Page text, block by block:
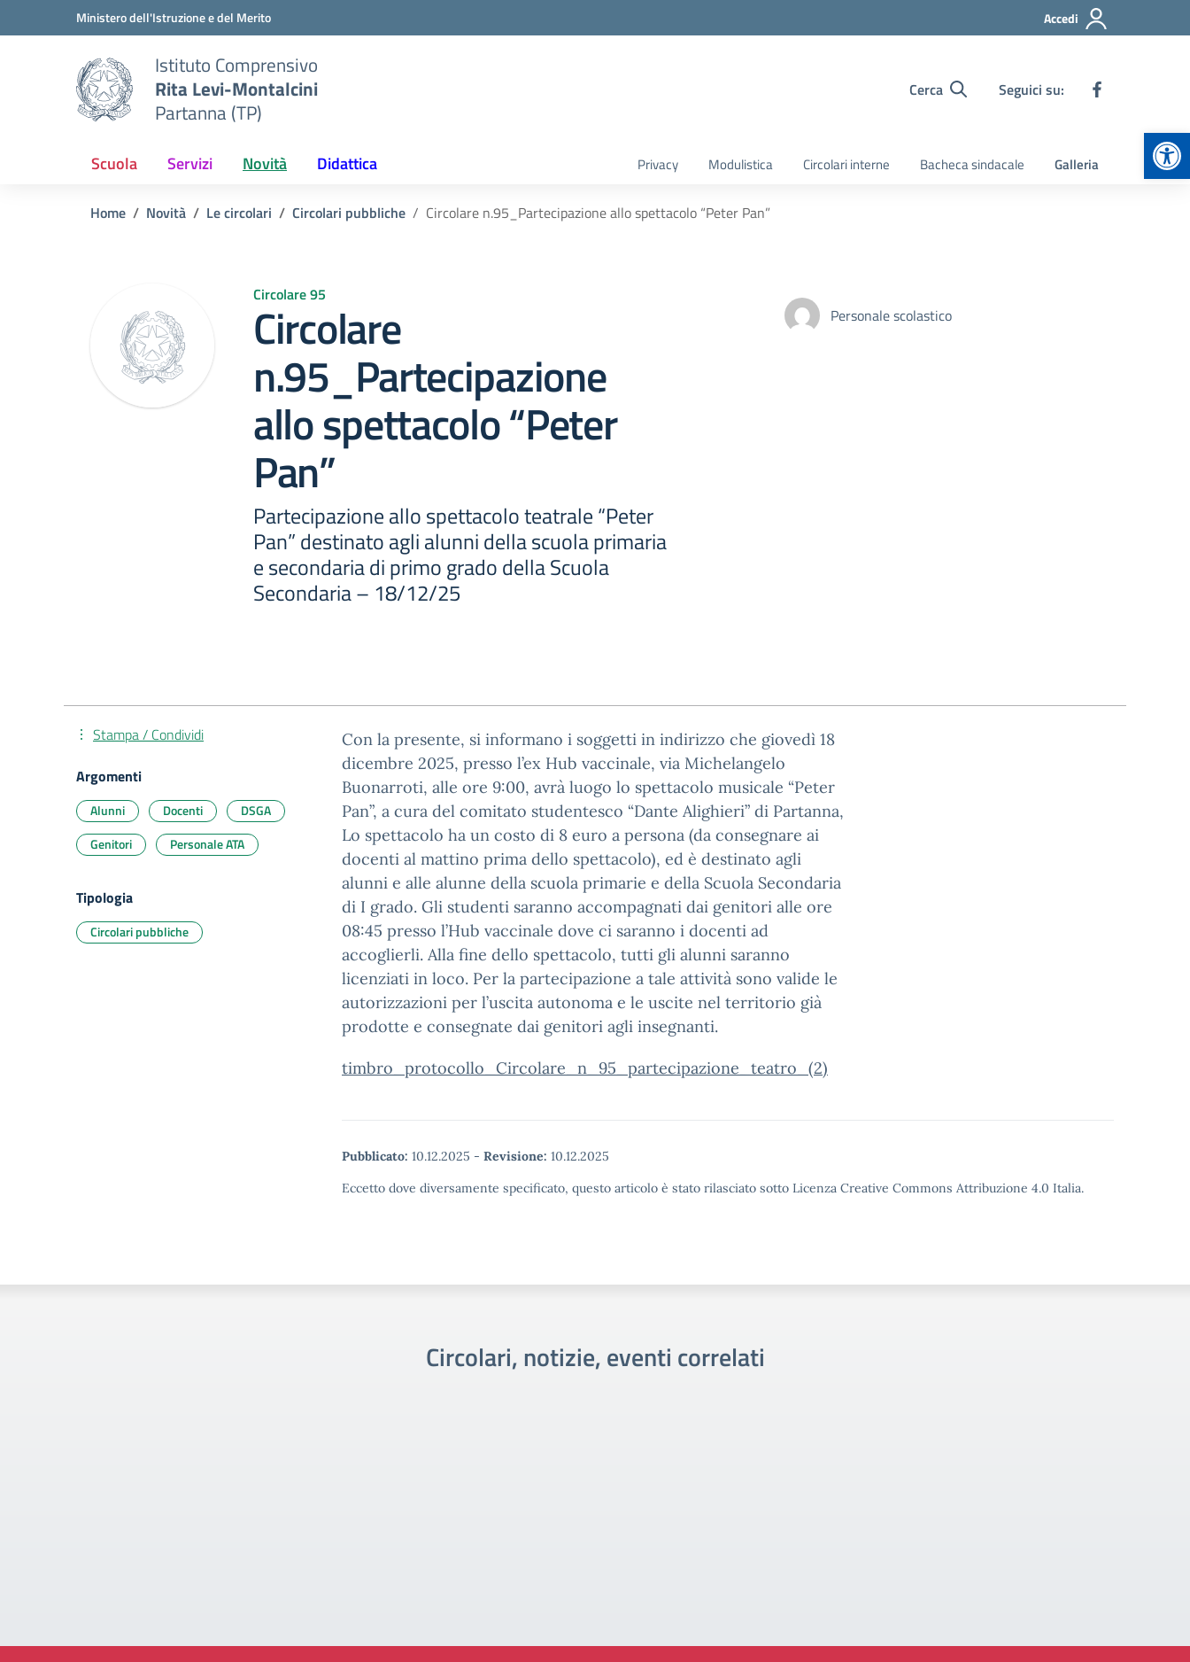
Vai ai contenuti
Vai al menu di navigazioneMinistero dell'Istruzione e del Merito Accedi
Istituto Comprensivo
Rita Levi-Montalcini
Partanna (TP)
Cerca Seguici su:
Scuola Servizi Novità Didattica Privacy Modulistica Circolari interne Bacheca sindacale Galleria
Home Novità Le circolari Circolari pubbliche Circolare n.95_Partecipazione allo spettacolo “Peter Pan”
Circolare 95
Circolare
n.95_Partecipazione
allo spettacolo “Peter
Pan”
Partecipazione allo spettacolo teatrale “Peter
Pan” destinato agli alunni della scuola primaria
e secondaria di primo grado della Scuola
Secondaria – 18/12/25
Personale scolastico
Con la presente, si informano i soggetti in indirizzo che giovedì 18
dicembre 2025, presso l’ex Hub vaccinale, via Michelangelo
Buonarroti, alle ore 9:00, avrà luogo lo spettacolo musicale “Peter
Pan”, a cura del comitato studentesco “Dante Alighieri” di Partanna,
Lo spettacolo ha un costo di 8 euro a persona (da consegnare ai
docenti al mattino prima dello spettacolo), ed è destinato agli
alunni e alle alunne della scuola primarie e della Scuola Secondaria
di I grado. Gli studenti saranno accompagnati dai genitori alle ore
08:45 presso l’Hub vaccinale dove ci saranno i docenti ad
accoglierli. Alla fine dello spettacolo, tutti gli alunni saranno
licenziati in loco. Per la partecipazione a tale attività sono valide le
autorizzazioni per l’uscita autonoma e le uscite nel territorio già
prodotte e consegnate dai genitori agli insegnanti.
timbro_protocollo_Circolare_n_95_partecipazione_teatro_(2)
Pubblicato: 10.12.2025 - Revisione: 10.12.2025
Eccetto dove diversamente specificato, questo articolo è stato rilasciato sotto Licenza Creative Commons Attribuzione 4.0 Italia.
Stampa / Condividi
Argomenti
Alunni Docenti
DSGA
Genitori
Personale ATA
Tipologia
Circolari pubbliche
Circolari, notizie, eventi correlati